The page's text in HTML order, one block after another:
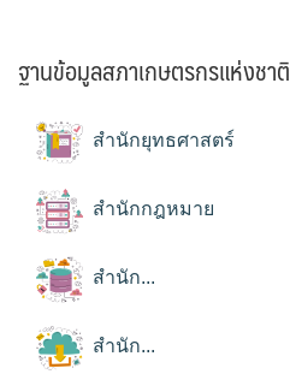
ฐานข้อมูลสภาเกษตรกรแห่งชาติ
สำนักยุทธศาสตร์
สำนักกฎหมาย
สำนัก...
สำนัก...